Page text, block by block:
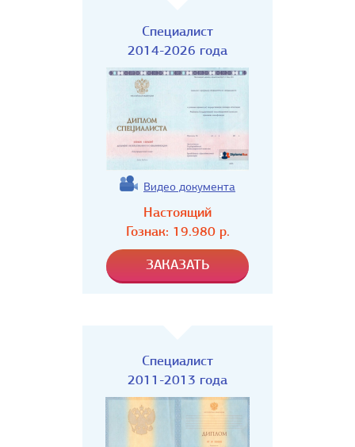
Специалист
2014-2026 года
Видео документа
Настоящий
Гознак: 19.980р.
Специалист
2011-2013 года